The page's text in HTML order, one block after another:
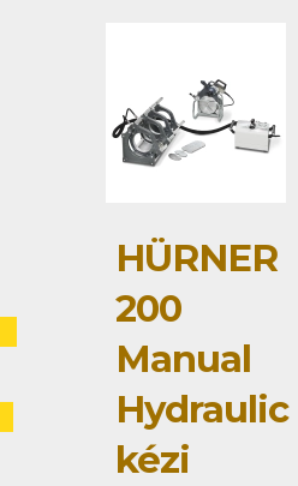
HÜRNER
200
Manual
Hydraulic
kézi